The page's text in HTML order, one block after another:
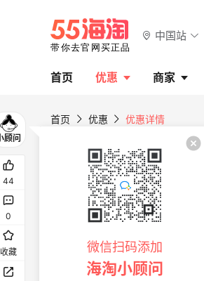
中国站
首页 优惠 商家
首页 优惠 优惠详情
44
0
收藏 微信扫码添加
海淘小顾问